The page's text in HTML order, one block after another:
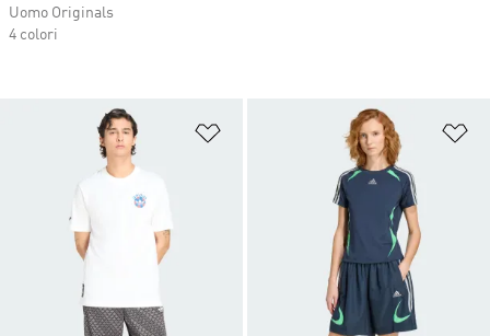
Aggiungi alla lista dei desideri
Uomo Originals
4 colori